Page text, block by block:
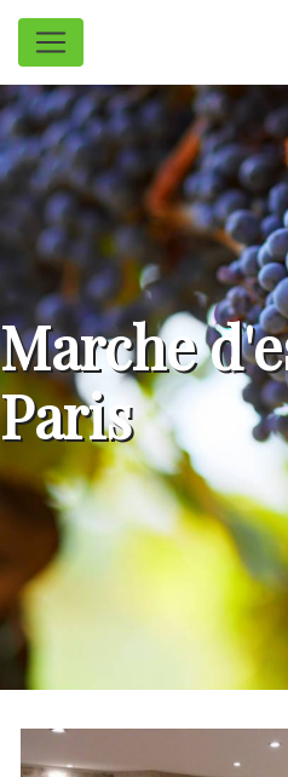
Panneau de gestion des cookies
Marche
Paris